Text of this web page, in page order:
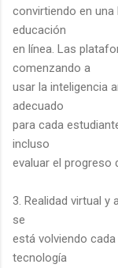
convirtiendo en
educación
en línea. Las
comenzando a
usar la inteligencia
adecuado
para cada
incluso
evaluar el progreso
3. Realidad virtual y
se
está volviendo
tecnología